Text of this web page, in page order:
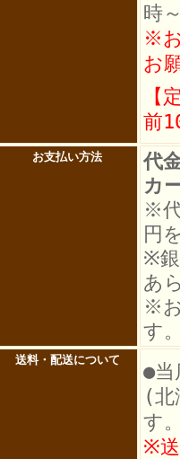
時
※
お
【
前
お支払い方法
代
カ
※
円
※
あ
※
す
送料・配送について
●当
(北
す
※